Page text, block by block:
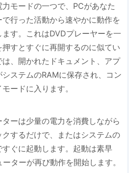
モードの一つで、PCがあなた
行った活動から速やかに動作を
す。これはDVDプレーヤーを一
すとすぐに再開するのに似てい
、開かれたドキュメント、アプ
ステムのRAMに保存され、コン
ードに入ります。
ーは少量の電力を消費しながら
するだけで、またはシステムの
ぐに起動します。起動は素早
ターが再び動作を開始します。